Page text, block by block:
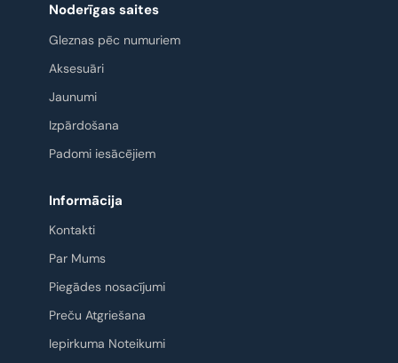
Noderīgas saites
Gleznas pēc numuriem
Aksesuāri
Jaunumi
Izpārdošana
Padomi iesācējiem
Informācija
Kontakti
Par Mums
Piegādes nosacījumi
Preču Atgriešana
Iepirkuma Noteikumi